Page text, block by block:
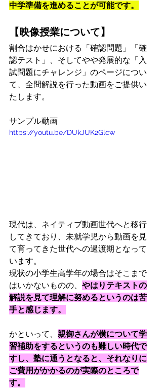
中学準備を進めることが可能です。
【映像授業について】
割合はかせにおける「確認問題」「確
認テスト」、そしてやや発展的な「入
試問題にチャレンジ」のページについ
て、全問解説を行った動画をご提供い
たします。
サンプル動画
https://youtu.be/DUkJUK2Glcw
現代は、ネイティブ動画世代へと移行
してきており、未就学児から動画を見
て育ってきた世代への過渡期となって
います。
現状の小学生高学年の場合はそこまで
はいかないものの、 やはりテキストの
解説を見て理解に努めるというのは苦
手と感じます。
かといって、 親御さんが横について学
習補助をするというのも難しい時代で
すし、塾に通うとなると、それなりに
ご費用がかかるのが実際のところで
す。